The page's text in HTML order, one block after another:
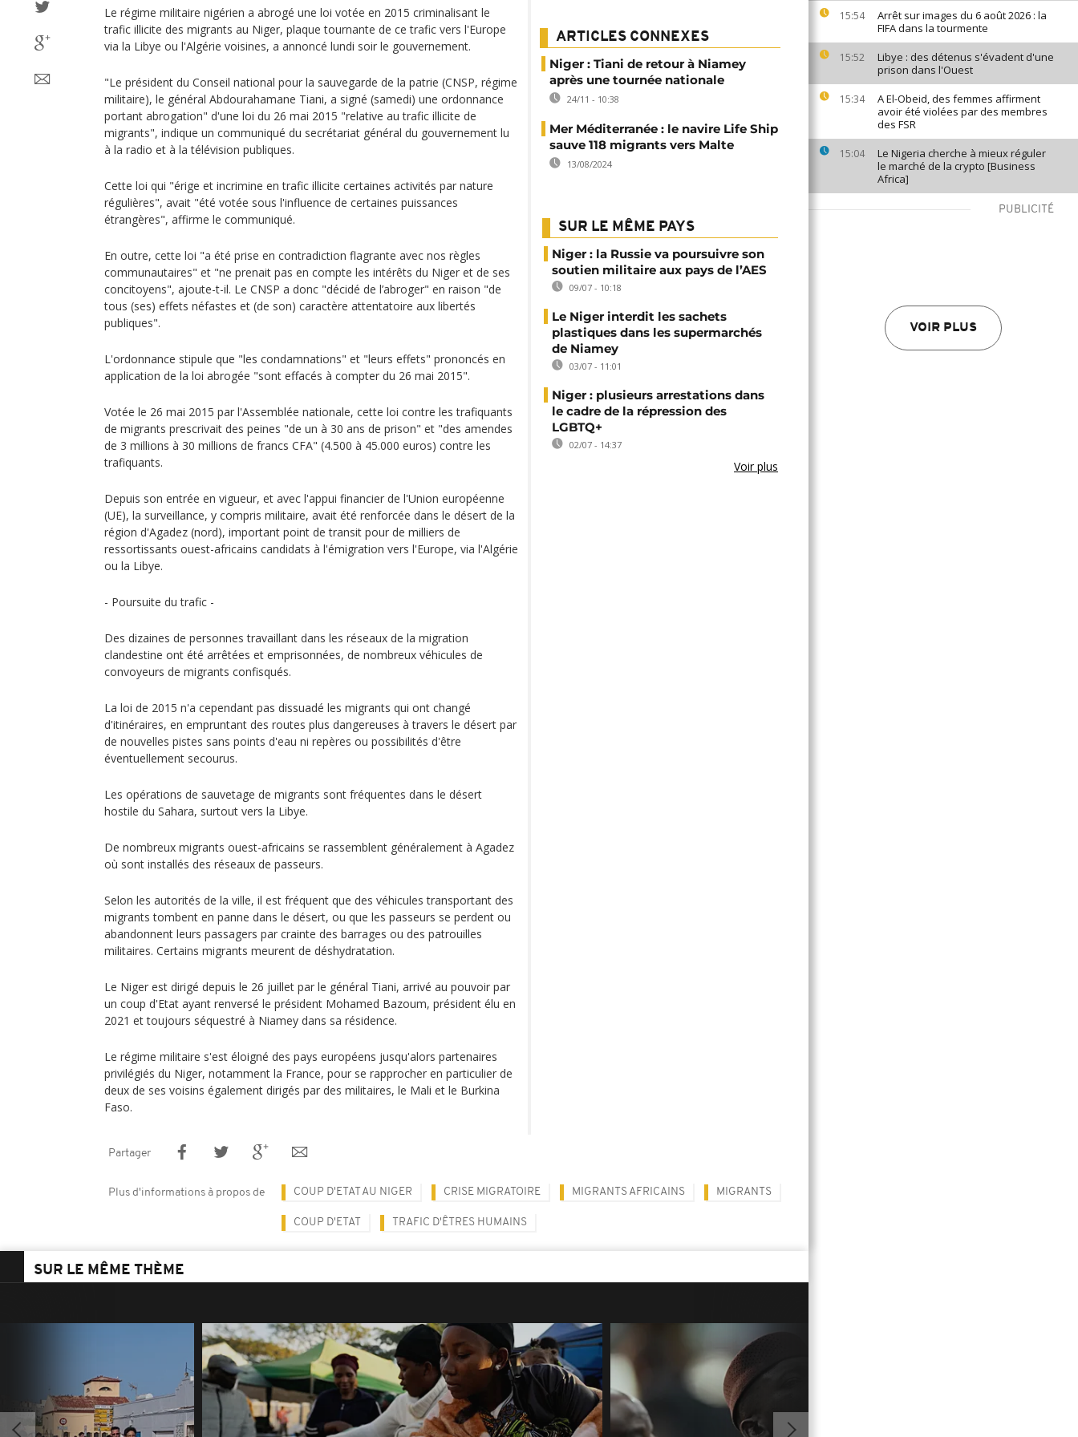
15:54
Arrêt sur images du 6 août 2026 : la
FIFA dans la tourmente
15:52
Libye : des détenus s'évadent d'une
prison dans l'Ouest
15:34
A El-Obeid, des femmes affirment
avoir été violées par des membres
des FSR
15:04
Le Nigeria cherche à mieux réguler
le marché de la crypto [Business
Africa]
PUBLICITÉ
VOIR PLUS
Le régime militaire nigérien a abrogé une loi votée en 2015 criminalisant le
trafic illicite des migrants au Niger, plaque tournante de ce trafic vers l'Europe
via la Libye ou l'Algérie voisines, a annoncé lundi soir le gouvernement.
"Le président du Conseil national pour la sauvegarde de la patrie (CNSP, régime
militaire), le général Abdourahamane Tiani, a signé (samedi) une ordonnance
portant abrogation" d'une loi du 26 mai 2015 "relative au trafic illicite de
migrants", indique un communiqué du secrétariat général du gouvernement lu
à la radio et à la télévision publiques.
Cette loi qui "érige et incrimine en trafic illicite certaines activités par nature
régulières", avait "été votée sous l'influence de certaines puissances
étrangères", affirme le communiqué.
En outre, cette loi "a été prise en contradiction flagrante avec nos règles
communautaires" et "ne prenait pas en compte les intérêts du Niger et de ses
concitoyens", ajoute-t-il. Le CNSP a donc "décidé de l’abroger" en raison "de
tous (ses) effets néfastes et (de son) caractère attentatoire aux libertés
publiques".
L'ordonnance stipule que "les condamnations" et "leurs effets" prononcés en
application de la loi abrogée "sont effacés à compter du 26 mai 2015".
Votée le 26 mai 2015 par l'Assemblée nationale, cette loi contre les trafiquants
de migrants prescrivait des peines "de un à 30 ans de prison" et "des amendes
de 3 millions à 30 millions de francs CFA" (4.500 à 45.000 euros) contre les
trafiquants.
Depuis son entrée en vigueur, et avec l'appui financier de l'Union européenne
(UE), la surveillance, y compris militaire, avait été renforcée dans le désert de la
région d'Agadez (nord), important point de transit pour de milliers de
ressortissants ouest-africains candidats à l'émigration vers l'Europe, via l'Algérie
ou la Libye.
- Poursuite du trafic -
Des dizaines de personnes travaillant dans les réseaux de la migration
clandestine ont été arrêtées et emprisonnées, de nombreux véhicules de
convoyeurs de migrants confisqués.
La loi de 2015 n'a cependant pas dissuadé les migrants qui ont changé
d'itinéraires, en empruntant des routes plus dangereuses à travers le désert par
de nouvelles pistes sans points d'eau ni repères ou possibilités d'être
éventuellement secourus.
Les opérations de sauvetage de migrants sont fréquentes dans le désert
hostile du Sahara, surtout vers la Libye.
De nombreux migrants ouest-africains se rassemblent généralement à Agadez
où sont installés des réseaux de passeurs.
Selon les autorités de la ville, il est fréquent que des véhicules transportant des
migrants tombent en panne dans le désert, ou que les passeurs se perdent ou
abandonnent leurs passagers par crainte des barrages ou des patrouilles
militaires. Certains migrants meurent de déshydratation.
Le Niger est dirigé depuis le 26 juillet par le général Tiani, arrivé au pouvoir par
un coup d'Etat ayant renversé le président Mohamed Bazoum, président élu en
2021 et toujours séquestré à Niamey dans sa résidence.
Le régime militaire s'est éloigné des pays européens jusqu'alors partenaires
privilégiés du Niger, notamment la France, pour se rapprocher en particulier de
deux de ses voisins également dirigés par des militaires, le Mali et le Burkina
Faso.
ARTICLES CONNEXES
Niger : Tiani de retour à Niamey
après une tournée nationale
24/11 - 10:38
Mer Méditerranée : le navire Life Ship
sauve 118 migrants vers Malte
13/08/2024
SUR LE MÊME PAYS
Niger : la Russie va poursuivre son
soutien militaire aux pays de l’AES
09/07 - 10:18
Le Niger interdit les sachets
plastiques dans les supermarchés
de Niamey
03/07 - 11:01
Niger : plusieurs arrestations dans
le cadre de la répression des
LGBTQ+
02/07 - 14:37
Voir plus
Partager
Plus d'informations à propos de COUP D'ETAT AU NIGER CRISE MIGRATOIRE MIGRANTS AFRICAINS MIGRANTS
COUP D'ETAT TRAFIC D'ÊTRES HUMAINS
SUR LE MÊME THÈME